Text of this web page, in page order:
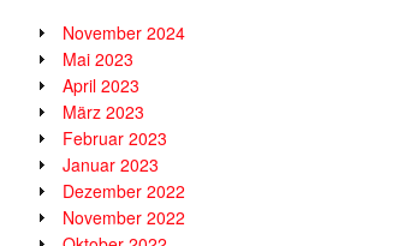
November 2024
Mai 2023
April 2023
März 2023
Februar 2023
Januar 2023
Dezember 2022
November 2022